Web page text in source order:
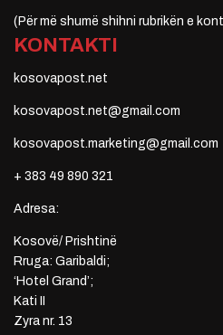
(Për më shumë shihni rubrikën e
KONTAKTI
kosovapost.net
kosovapost.net@gmail.com
kosovapost.marketing@gmail.com
+ 383 49 890 321
Adresa:
Kosovë/ Prishtinë
Rruga: Garibaldi;
‘Hotel Grand’;
Kati II
Zyra nr. 13